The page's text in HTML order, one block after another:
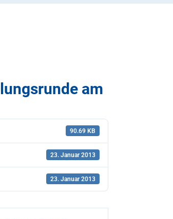
am
90.69 KB
23. Januar 2013
23. Januar 2013